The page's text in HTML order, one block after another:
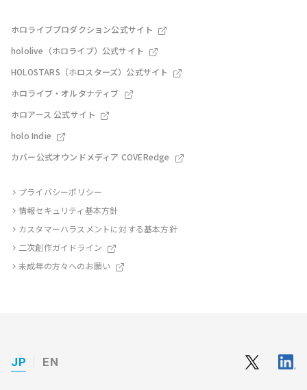
ホロライブプロダクション公式サイト
hololive（ホロライブ）公式サイト
HOLOSTARS（ホロスターズ）公式サイト
ホロライブ・オルタナティブ
ホロアース 公式サイト
holo Indie
カバー公式オウンドメディア COVERedge
プライバシーポリシー
情報セキュリティ基本方針
カスタマーハラスメントに対する基本方針
二次創作ガイドライン
未成年の方々へのお願い
JP EN